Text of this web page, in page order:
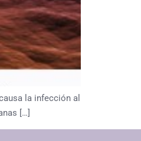
la infección al
[…]